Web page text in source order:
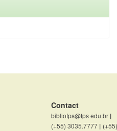
Contact
bibliofps@fps edu.br |
(+55) 3035.7777 |